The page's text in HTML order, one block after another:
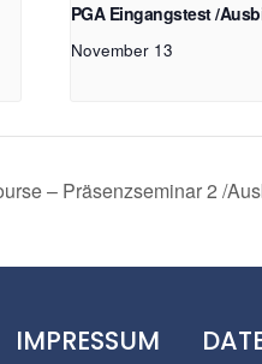
PGA Eingangstest /
November 13
– Präsenzseminar 2 /
IMPRESSUM